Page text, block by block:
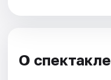
О спектакле